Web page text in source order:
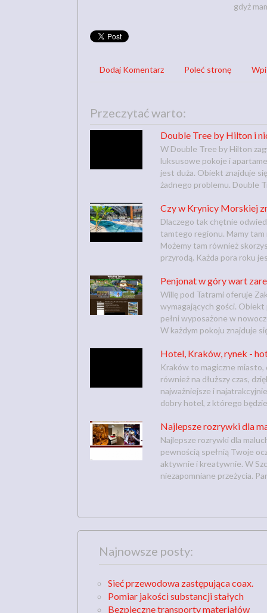
gdyż
Dodaj Komentarz Poleć stronę
Przeczytać warto:
Double Tree by Hilton i
W Double Tree by Hilton
luksusowe pokoje i
jest duża. Obiekt znajduje
żadnego problemu. Double
Czy w Krynicy Morskiej
Dlaczego tak chętnie
tamtego regionu. Mamy tam
Możemy tam również
przyrodą. Każda pora roku
Penjonat w góry wart
Willę pod Tatrami oferuje
wymagających gości.
pełni wyposażone w
W każdym pokoju znajduje
Hotel, Kraków, rynek -
Kraków to magiczne
również na dłuższy czas,
najważniejsze i
dobry hotel, z którego
Najlepsze rozrywki dla
Najlepsze rozrywki dla
pewnością spełnią Twoje
aktywnie i kreatywnie. W
niezapomniane przeżycia.
Najnowsze posty:
Sieć przewodowa zastępująca coax.
Pomiar jakości substancji stałych
Bezpieczne transporty materiałów